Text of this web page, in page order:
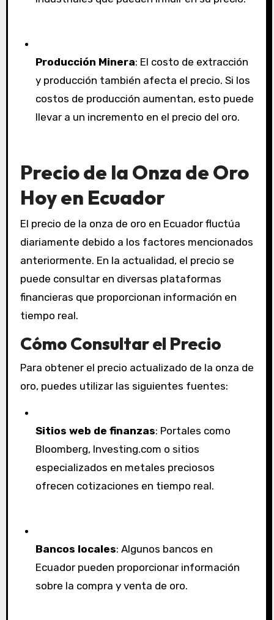
Producción Minera: El costo de extracción
y producción también afecta el precio. Si los
costos de producción aumentan, esto puede
llevar a un incremento en el precio del oro.
Precio de la Onza de Oro
Hoy en Ecuador
El precio de la onza de oro en Ecuador fluctúa
diariamente debido a los factores mencionados
anteriormente. En la actualidad, el precio se
puede consultar en diversas plataformas
financieras que proporcionan información en
tiempo real.
Cómo Consultar el Precio
Para obtener el precio actualizado de la onza de
oro, puedes utilizar las siguientes fuentes:
Sitios web de finanzas: Portales como
Bloomberg, Investing.com o sitios
especializados en metales preciosos
ofrecen cotizaciones en tiempo real.
Bancos locales: Algunos bancos en
Ecuador pueden proporcionar información
sobre la compra y venta de oro.